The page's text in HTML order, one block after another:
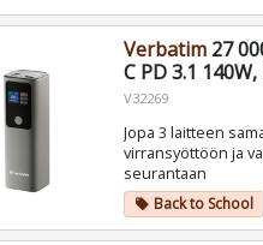
Verbatim27
C PD 3.1
V32269
Jopa 3 laitteen
virransyöttöön ja
seurantaan
local_offer Back to School